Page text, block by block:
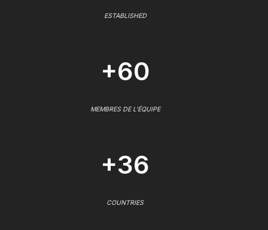
ESTABLISHED
+60
MEMBRES DE L'ÉQUIPE
+36
COUNTRIES